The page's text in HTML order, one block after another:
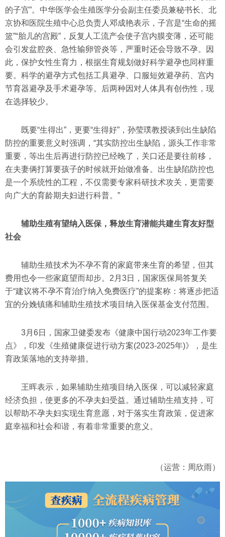
的子宫”。中华医学会生殖医学分会副主任委员兼秘书长、北
京协和医院生殖中心总负责人邓成艳表示，子宫是“生命的摇
篮”“胎儿的宫殿”，反复人工流产会使子宫内膜变薄，还可能
会引发盆腔炎、急性输卵管炎等，严重时还会导致不孕。因
此，保护女性生育力，根据生育规划做好科学避孕也同样重
要。科学的避孕方式包括工具避孕、口服短效避孕药、宫内
节育器避孕及手术避孕等。后两种因对人体具有创伤性，现
在选择较少。
既要“生得出”，更要“生得好”，孙莹璞教授谈到出生缺陷
防控的重要意义时强调，“其实防控出生缺陷，源头工作非常
重要，等出生后再进行防控已经晚了，关口还是要往前移，
在夫妻俩打算要孩子的时候就开始做准备。出生缺陷防控也
是一个系统性的工程，不仅需要专家科研技术攻关，更需要
向广大的育龄期夫妇进行科普。”
辅助生殖有望纳入医保，释放生育潜能共建生育友好型
社会
辅助生殖技术为不孕不育的家庭带来生育的希望，但其
费用也令一些家庭望而却步。2月3日，国家医保局答复关
于“建议将不孕不育治疗纳入免费医疗”的提案称：将逐步把适
宜的分娩镇痛和辅助生殖技术项目纳入医保基金支付范围。
3月6日，国家卫健委发布《健康中国行动2023年工作要
点》，印发《生殖健康促进行动方案(2023-2025年)》，是生
育政策落地的支持举措。
王晖表示，如果辅助生殖项目纳入医保，可以减轻家庭
经济负担，使更多的不孕夫妇受益。通过辅助生殖支持，可
以帮助不孕夫妇实现生育意愿，对于落实生育政策，促进家
庭幸福和社会和谐，有着非常重要的意义。
（运营：周欣雨）